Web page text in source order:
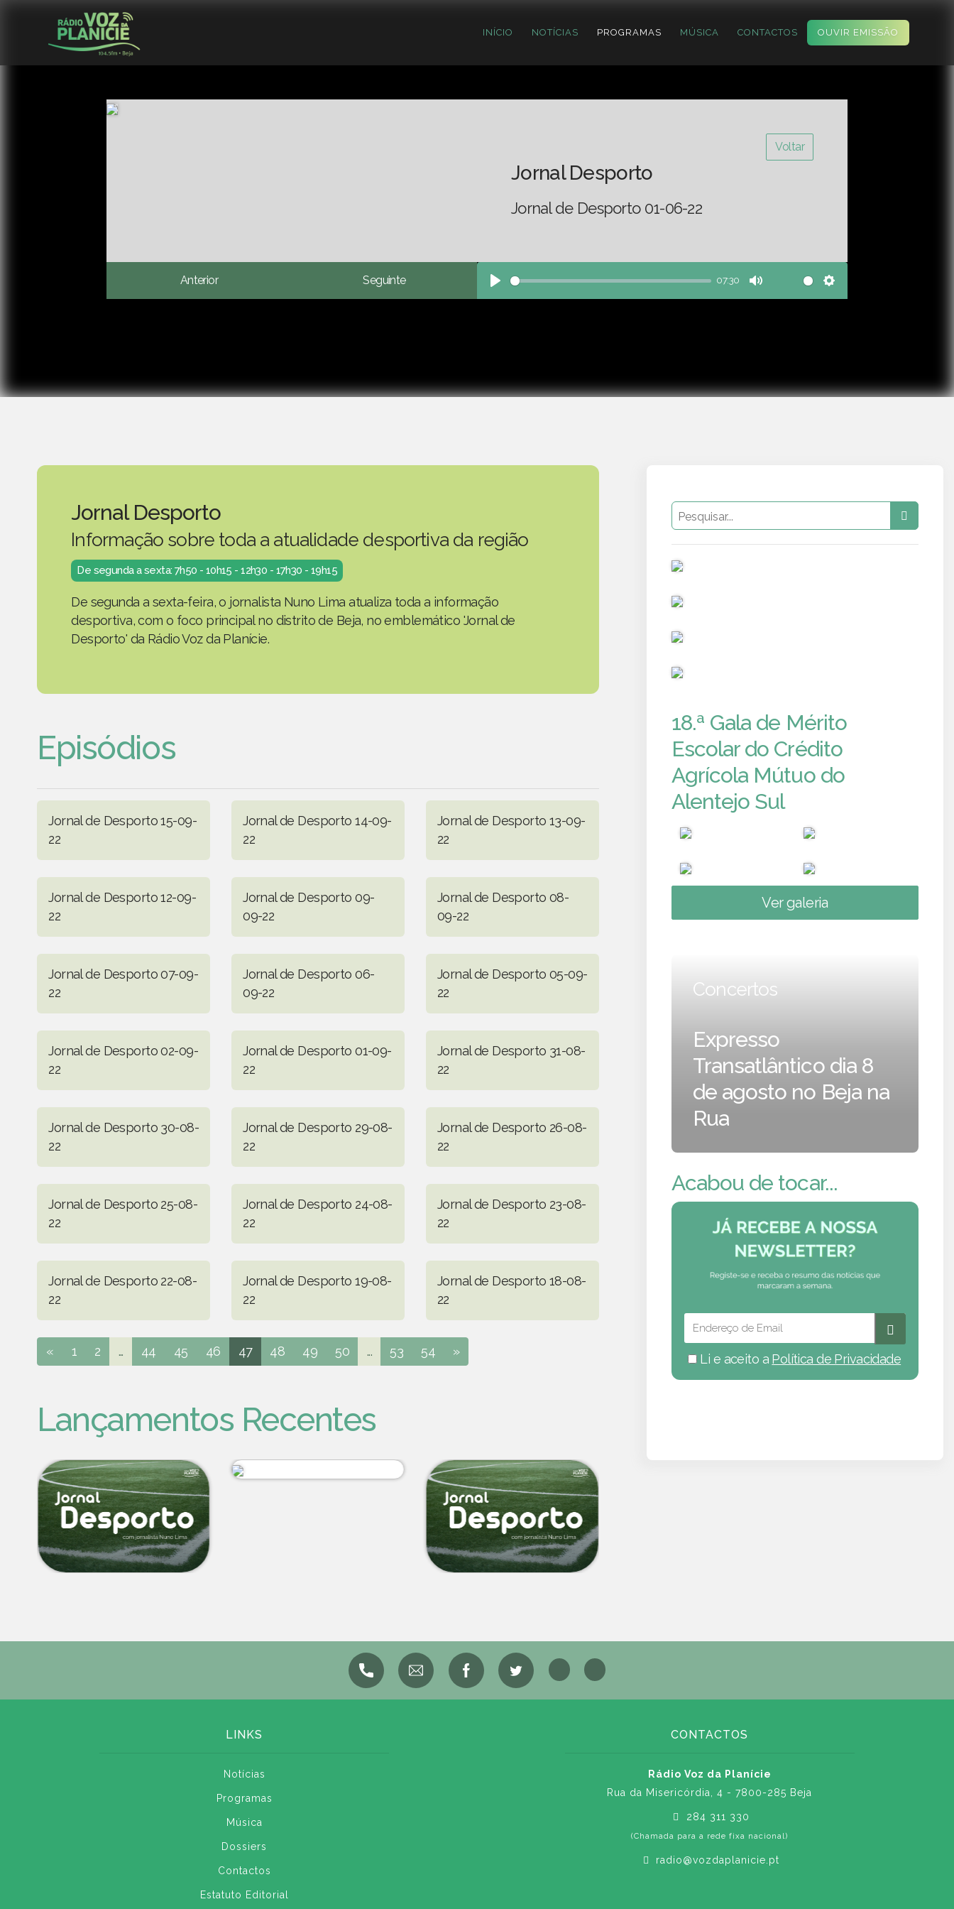
INÍCIO NOTÍCIAS PROGRAMAS MÚSICA CONTACTOS OUVIR EMISSÃO
Voltar
Jornal Desporto
Jornal de Desporto 01-06-22
Anterior Seguinte
Play
07:30
Mute Settings
Jornal Desporto
Informação sobre toda a atualidade desportiva da região
De segunda a sexta: 7h50 - 10h15 - 12h30 - 17h30 - 19h15
De segunda a sexta-feira, o jornalista Nuno Lima atualiza toda a informação
desportiva, com o foco principal no distrito de Beja, no emblemático 'Jornal de
Desporto' da Rádio Voz da Planície.
Episódios
Jornal de Desporto 15-09-
22
Jornal de Desporto 14-09-
22
Jornal de Desporto 13-09-
22
Jornal de Desporto 12-09-
22
Jornal de Desporto 09-
09-22
Jornal de Desporto 08-
09-22
Jornal de Desporto 07-09-
22
Jornal de Desporto 06-
09-22
Jornal de Desporto 05-09-
22
Jornal de Desporto 02-09-
22
Jornal de Desporto 01-09-
22
Jornal de Desporto 31-08-
22
Jornal de Desporto 30-08-
22
Jornal de Desporto 29-08-
22
Jornal de Desporto 26-08-
22
Jornal de Desporto 25-08-
22
Jornal de Desporto 24-08-
22
Jornal de Desporto 23-08-
22
Jornal de Desporto 22-08-
22
Jornal de Desporto 19-08-
22
Jornal de Desporto 18-08-
22
« 1 2 ... 44 45 46 47 48 49 50 ... 53 54 »
Lançamentos Recentes
18.ª Gala de Mérito
Escolar do Crédito
Agrícola Mútuo do
Alentejo Sul
Ver galeria
Concertos
Expresso
Transatlântico dia 8
de agosto no Beja na
Rua
Acabou de tocar...
Li e aceito a Política de Privacidade
LINKS
Notícias
Programas
Música
Dossiers
Contactos
Estatuto Editorial
CONTACTOS
Rádio Voz da Planície
Rua da Misericórdia, 4 - 7800-285 Beja
284 311 330
(Chamada para a rede fixa nacional)
radio@vozdaplanicie.pt